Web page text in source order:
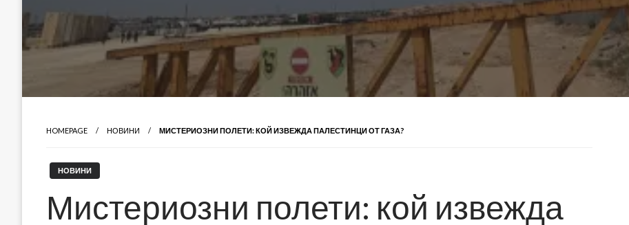
HOMEPAGE НОВИНИ МИСТЕРИОЗНИ ПОЛЕТИ: КОЙ ИЗВЕЖДА ПАЛЕСТИНЦИ ОТ ГАЗА?
НОВИНИ
Мистериозни полети: кой извежда